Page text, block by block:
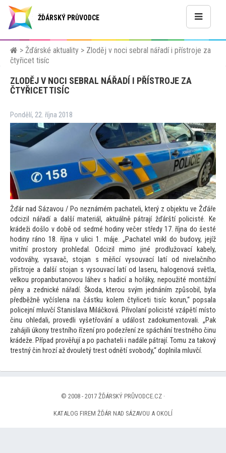
ŽĎÁRSKÝ PRŮVODCE
> Žďárské aktuality > Zloděj v noci sebral nářadí i přístroje za
čtyřicet tisíc
ZLODĚJ V NOCI SEBRAL NÁŘADÍ I PŘÍSTROJE ZA
ČTYŘICET TISÍC
Pondělí, 22. října 2018
Žďár nad Sázavou / Po neznámém pachateli, který z objektu ve Žďáře
odcizil nářadí a další materiál, aktuálně pátrají žďárští policisté. Ke
krádeži došlo v době od sedmé hodiny večer středy 17. října do šesté
hodiny ráno 18. října v ulici 1. máje. „Pachatel vnikl do budovy, jejíž
vnitřní prostory prohledal. Odcizil mimo jiné prodlužovací kabely,
vodováhy, vysavač, stojan s měřicí vysouvací latí od nivelačního
přístroje a další stojan s vysouvací latí od laseru, halogenová světla,
velkou propanbutanovou láhev s hadicí a hořáky, nepoužité montážní
pěny a zednické nářadí. Škoda, kterou svým jednáním způsobil, byla
předběžně vyčíslena na částku kolem čtyřiceti tisíc korun,“ popsala
policejní mluvčí Stanislava Miláčková. Přivolaní policisté vzápětí místo
činu ohledali, provedli vyšetřování a událost zadokumentovali. „Pak
zahájili úkony trestního řízení pro podezření ze spáchání trestného činu
krádeže. Případ prověřují a po pachateli i nadále pátrají. Tomu za takový
trestný čin hrozí až dvouletý trest odnětí svobody,“ doplnila mluvčí.
© 2008 - 2017 ŽĎÁRSKÝ PRŮVODCE.CZ ·
KATALOG FIREM ŽĎÁR NAD SÁZAVOU A OKOLÍ